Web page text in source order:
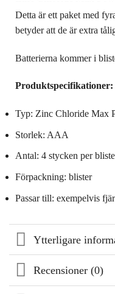
Detta är ett paket med
betyder att de är extra
Batterierna kommer i
Produktspecifikationer:
Typ: Zinc Chloride Max
Storlek: AAA
Antal: 4 stycken per
Förpackning: blister
Passar till: exempelvis
Ytterligare
Recensioner (0)